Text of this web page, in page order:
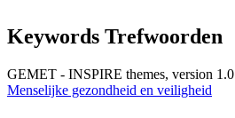
Keywords Trefwoorden
GEMET - INSPIRE themes, version 1.0
Menselijke gezondheid en veiligheid